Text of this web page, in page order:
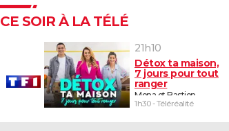
CE SOIR À LA TÉLÉ
21h10
Détox ta maison,
7 jours pour tout
ranger
Mona et Bastien
1h30 - Téléréalité